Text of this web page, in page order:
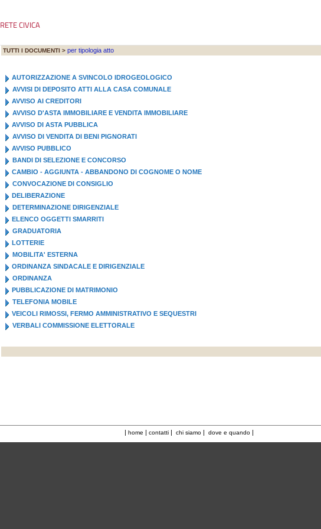
RETE CIVICA
TUTTI I DOCUMENTI > per tipologia atto
AUTORIZZAZIONE A SVINCOLO IDROGEOLOGICO
AVVISI DI DEPOSITO ATTI ALLA CASA COMUNALE
AVVISO AI CREDITORI
AVVISO D'ASTA IMMOBILIARE E VENDITA IMMOBILIARE
AVVISO DI ASTA PUBBLICA
AVVISO DI VENDITA DI BENI PIGNORATI
AVVISO PUBBLICO
BANDI DI SELEZIONE E CONCORSO
CAMBIO - AGGIUNTA - ABBANDONO DI COGNOME O NOME
CONVOCAZIONE DI CONSIGLIO
DELIBERAZIONE
DETERMINAZIONE DIRIGENZIALE
ELENCO OGGETTI SMARRITI
GRADUATORIA
LOTTERIE
MOBILITA' ESTERNA
ORDINANZA SINDACALE E DIRIGENZIALE
ORDINANZA
PUBBLICAZIONE DI MATRIMONIO
TELEFONIA MOBILE
VEICOLI RIMOSSI, FERMO AMMINISTRATIVO E SEQUESTRI
VERBALI COMMISSIONE ELETTORALE
| home | contatti | chi siamo | dove e quando |